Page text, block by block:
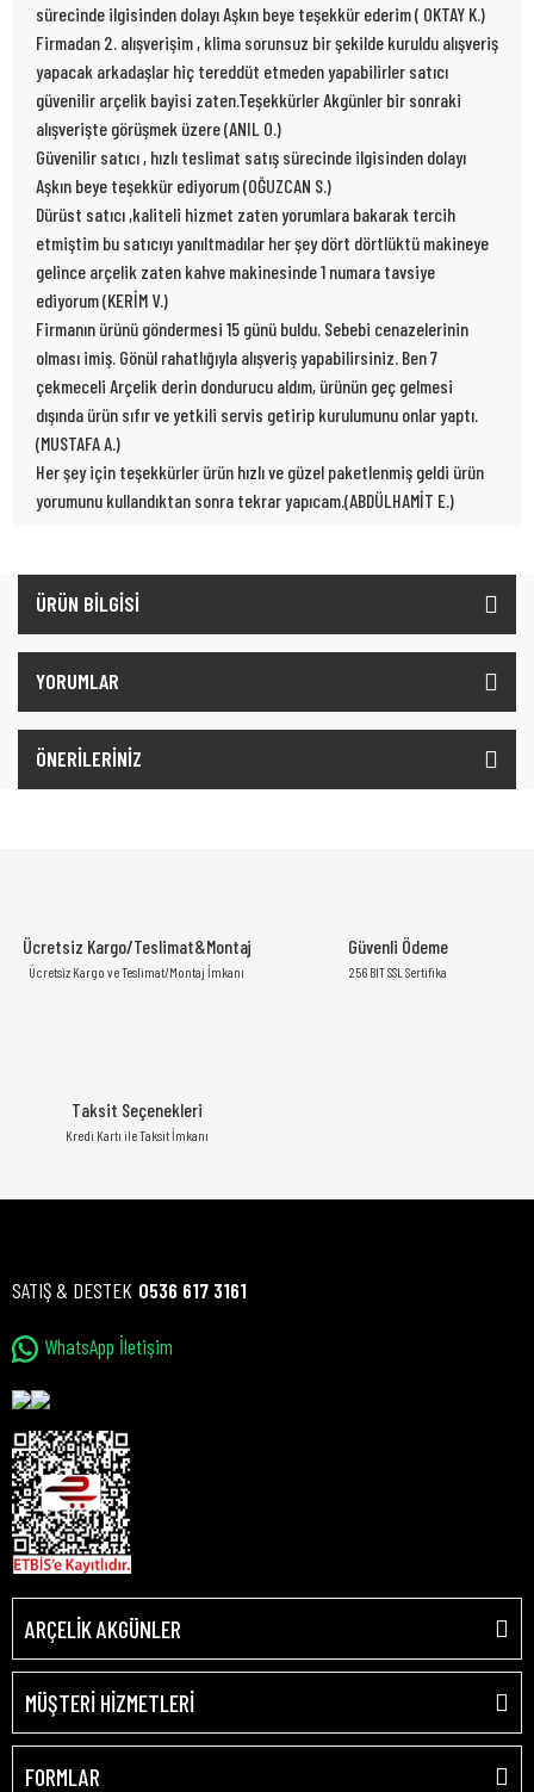
sürecinde ilgisinden dolayı Aşkın beye teşekkür ederim ( OKTAY K.)
Firmadan 2. alışverişim , klima sorunsuz bir şekilde kuruldu alışveriş
yapacak arkadaşlar hiç tereddüt etmeden yapabilirler satıcı
güvenilir arçelik bayisi zaten.Teşekkürler Akgünler bir sonraki
alışverişte görüşmek üzere (ANIL O.)
Güvenilir satıcı , hızlı teslimat satış sürecinde ilgisinden dolayı
Aşkın beye teşekkür ediyorum (OĞUZCAN S.)
Dürüst satıcı ,kaliteli hizmet zaten yorumlara bakarak tercih
etmiştim bu satıcıyı yanıltmadılar her şey dört dörtlüktü makineye
gelince arçelik zaten kahve makinesinde 1 numara tavsiye
ediyorum (KERİM V.)
Firmanın ürünü göndermesi 15 günü buldu. Sebebi cenazelerinin
olması imiş. Gönül rahatlığıyla alışveriş yapabilirsiniz. Ben 7
çekmeceli Arçelik derin dondurucu aldım, ürünün geç gelmesi
dışında ürün sıfır ve yetkili servis getirip kurulumunu onlar yaptı.
(MUSTAFA A.)
Her şey için teşekkürler ürün hızlı ve güzel paketlenmiş geldi ürün
yorumunu kullandıktan sonra tekrar yapıcam.(ABDÜLHAMİT E.)
ÜRÜN BİLGİSİ
YORUMLAR
ÖNERİLERİNİZ
Ücretsiz Kargo/Teslimat&Montaj
Ücretsiz Kargo ve Teslimat/Montaj İmkanı
Güvenli Ödeme
256 BIT SSL Sertifika
Taksit Seçenekleri
Kredi Kartı ile Taksit İmkanı
SATIŞ & DESTEK 0536 617 3161
WhatsApp İletişim
ARÇELİK AKGÜNLER
MÜŞTERİ HİZMETLERİ
FORMLAR